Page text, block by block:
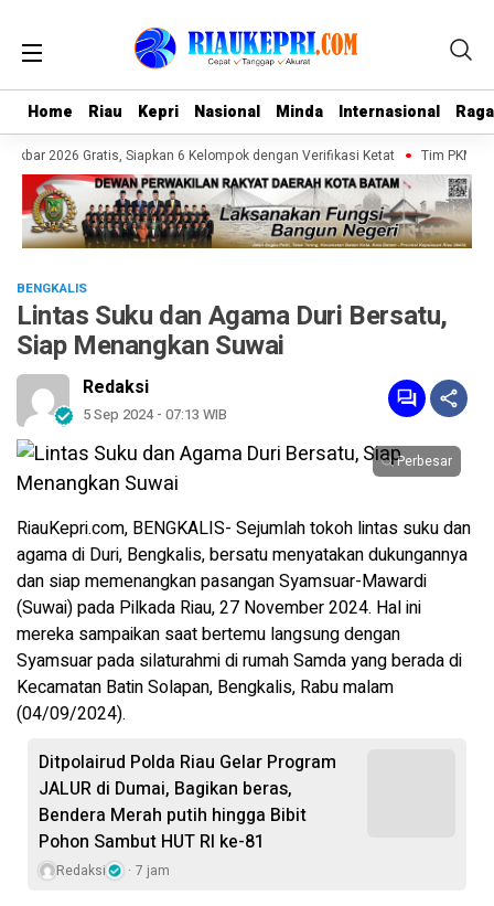
Home Riau Kepri Nasional Minda Internasional
Home Riau Kepri Nasional Minda Internasional
2026 Gratis, Siapkan 6 Kelompok dengan Verifikasi Ketat Tim PKM
BENGKALIS
Lintas Suku dan Agama Duri Bersatu,
Siap Menangkan Suwai
Redaksi
5 Sep 2024 - 07:13 WIB
Perbesar
RiauKepri.com, BENGKALIS- Sejumlah tokoh lintas suku dan
agama di Duri, Bengkalis, bersatu menyatakan dukungannya
dan siap memenangkan pasangan Syamsuar-Mawardi
(Suwai) pada Pilkada Riau, 27 November 2024. Hal ini
mereka sampaikan saat bertemu langsung dengan
Syamsuar pada silaturahmi di rumah Samda yang berada di
Kecamatan Batin Solapan, Bengkalis, Rabu malam
(04/09/2024).
Ditpolairud Polda Riau Gelar Program
JALUR di Dumai, Bagikan beras,
Bendera Merah putih hingga Bibit
Pohon Sambut HUT RI ke-81
Redaksi 7 jam